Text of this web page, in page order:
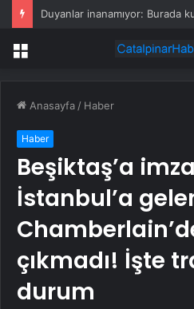
Menü
Anasayfa / Haber
Haber
Beşiktaş’a
İstanbul’a
çıkmadı! İşte
durum